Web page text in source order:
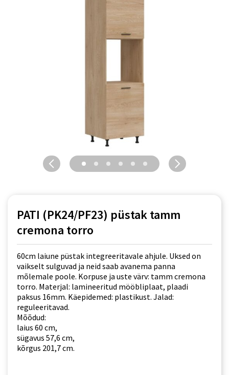
PATI (PK24/PF23) püstak tamm
cremona torro
60cm laiune püstak integreeritavale ahjule. Uksed on
vaikselt sulguvad ja neid saab avanema panna
mõlemale poole. Korpuse ja uste värv: tamm cremona
torro. Materjal: lamineeritud mööbliplaat, plaadi
paksus 16mm. Käepidemed: plastikust. Jalad:
reguleeritavad.
Mõõdud:
laius 60 cm,
sügavus 57,6 cm,
kõrgus 201,7 cm.